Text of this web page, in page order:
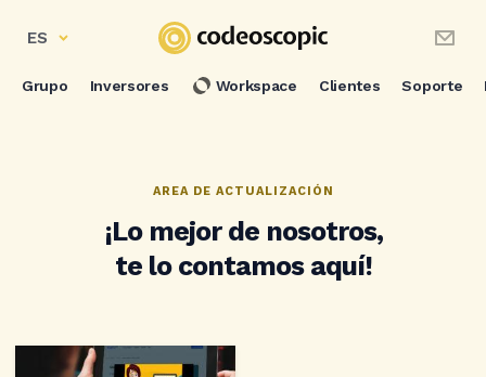
ES
Grupo Inversores Workspace Clientes Soporte
AREA DE ACTUALIZACIÓN
¡Lo mejor de nosotros,
te lo contamos aquí!